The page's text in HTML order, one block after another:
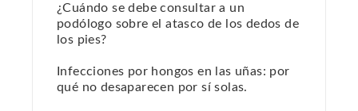
¿Cuándo se debe consultar a un
podólogo sobre el atasco de los dedos de
los pies?
Infecciones por hongos en las uñas: por
qué no desaparecen por sí solas.